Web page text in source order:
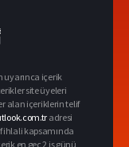
uyarınca içerik
site üyeleri
alan içeriklerin telif
adresi
ihlali kapsamında
en geç 2 iş günü